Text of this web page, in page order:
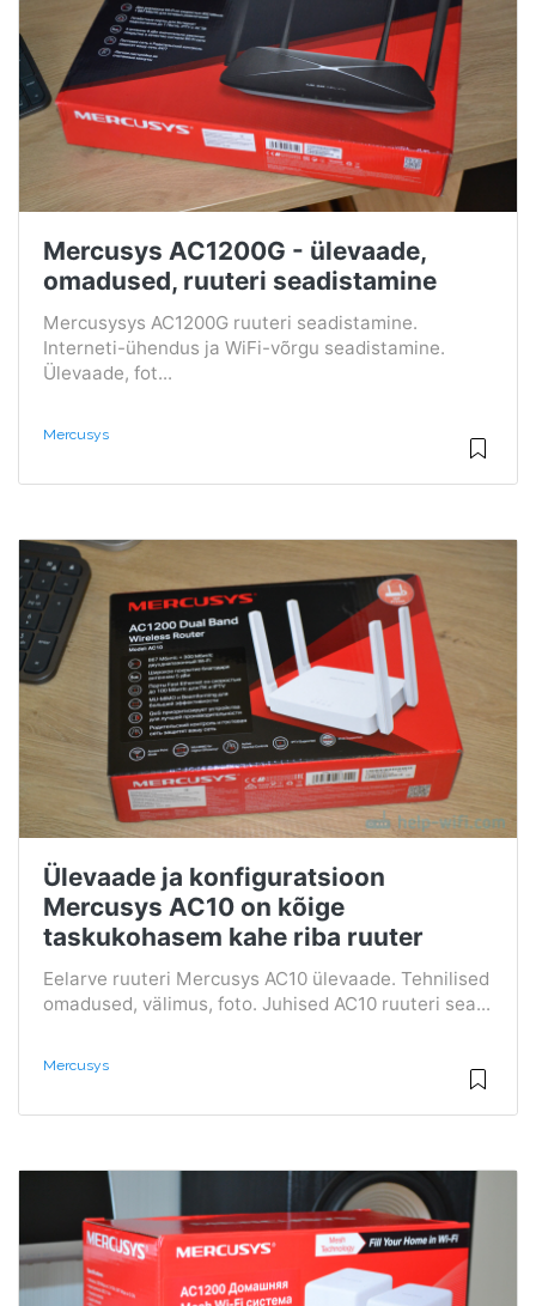
Mercusys AC1200G - ülevaade,
omadused, ruuteri seadistamine
Mercusysys AC1200G ruuteri seadistamine.
Interneti-ühendus ja WiFi-võrgu seadistamine.
Ülevaade, fot...
Mercusys
Ülevaade ja konfiguratsioon
Mercusys AC10 on kõige
taskukohasem kahe riba ruuter
Eelarve ruuteri Mercusys AC10 ülevaade. Tehnilised
omadused, välimus, foto. Juhised AC10 ruuteri sea...
Mercusys